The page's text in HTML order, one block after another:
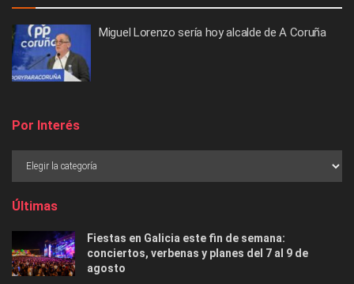
Miguel Lorenzo sería hoy alcalde de A Coruña
Por Interés
Últimas
Fiestas en Galicia este fin de semana:
conciertos, verbenas y planes del 7 al 9 de
agosto